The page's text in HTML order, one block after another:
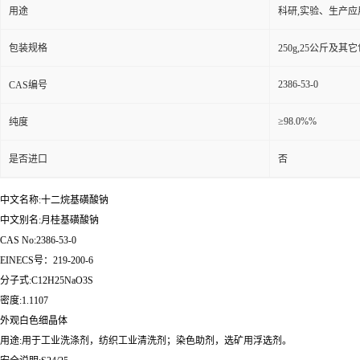
用途 科研,实验、生产应
包装规格 250g,25公斤及其
CAS编号 2386-53-0
纯度 ≥98.0%%
是否进口 否
中文名称:十二烷基磺酸钠
中文别名:月桂基磺酸钠
CAS No:2386-53-0
EINECS号：219-200-6
分子式:C12H25NaO3S
密度:1.1107
外观白色细晶体
用途:用于工业洗涤剂，纺织工业清洗剂；染色助剂，选矿用浮选剂。